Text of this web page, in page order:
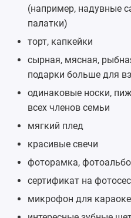
(например, надувные
палатки)
торт, капкейки
сырная, мясная,
подарки больше для
одинаковые носки,
всех членов семьи
мягкий плед
красивые свечи
фоторамка,
сертификат на
микрофон для караоке